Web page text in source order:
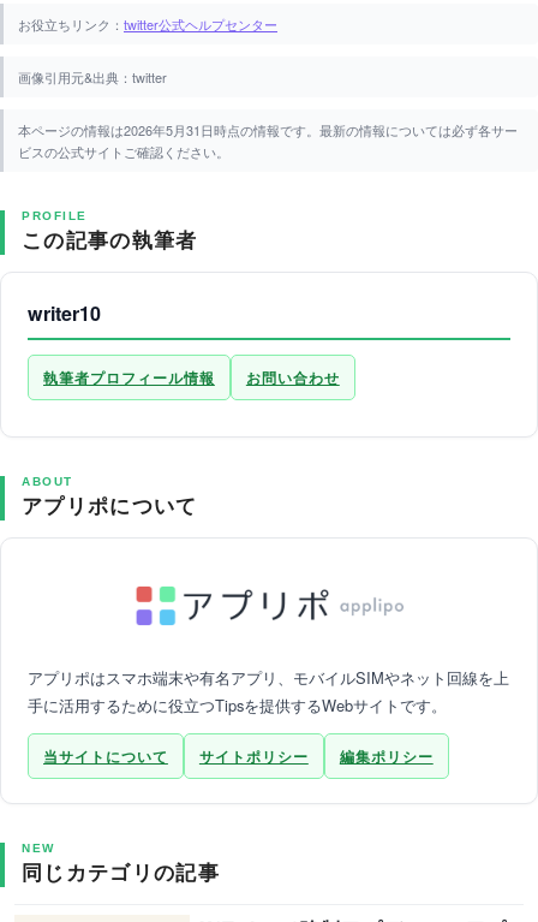
お役立ちリンク： twitter公式ヘルプセンター
画像引用元&出典：twitter
本ページの情報は2026年5月31日時点の情報です。最新の情報については必ず各サー
ビスの公式サイトご確認ください。
PROFILE
この記事の執筆者
writer10
執筆者プロフィール情報 お問い合わせ
ABOUT
アプリポについて
アプリポはスマホ端末や有名アプリ、モバイルSIMやネット回線を上
手に活用するために役立つTipsを提供するWebサイトです。
当サイトについて サイトポリシー 編集ポリシー
NEW
同じカテゴリの記事